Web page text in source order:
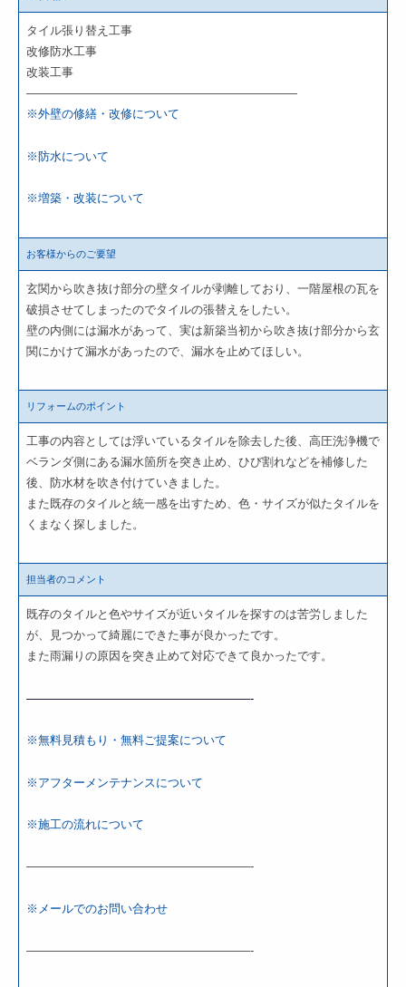
タイル張り替え工事
改修防水工事
改装工事
———————————————————————
※外壁の修繕・改修について
※防水について
※増築・改装について
お客様からのご要望
玄関から吹き抜け部分の壁タイルが剥離しており、一階屋根の瓦を
破損させてしまったのでタイルの張替えをしたい。
壁の内側には漏水があって、実は新築当初から吹き抜け部分から玄
関にかけて漏水があったので、漏水を止めてほしい。
リフォームのポイント
工事の内容としては浮いているタイルを除去した後、高圧洗浄機で
ベランダ側にある漏水箇所を突き止め、ひび割れなどを補修した
後、防水材を吹き付けていきました。
また既存のタイルと統一感を出すため、色・サイズが似たタイルを
くまなく探しました。
担当者のコメント
既存のタイルと色やサイズが近いタイルを探すのは苦労しました
が、見つかって綺麗にできた事が良かったです。
また雨漏りの原因を突き止めて対応できて良かったです。
———————————————————-
※無料見積もり・無料ご提案について
※アフターメンテナンスについて
※施工の流れについて
———————————————————-
※メールでのお問い合わせ
———————————————————-